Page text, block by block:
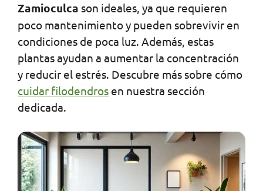
Zamioculca son ideales, ya que requieren
poco mantenimiento y pueden sobrevivir en
condiciones de poca luz. Además, estas
plantas ayudan a aumentar la concentración
y reducir el estrés. Descubre más sobre cómo
cuidar filodendros en nuestra sección
dedicada.